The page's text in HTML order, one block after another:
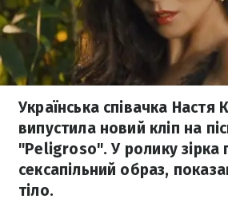
Українська співачка Настя
випустила новий кліп на
"Peligroso". У ролику зірка
сексапільний образ,
тіло.